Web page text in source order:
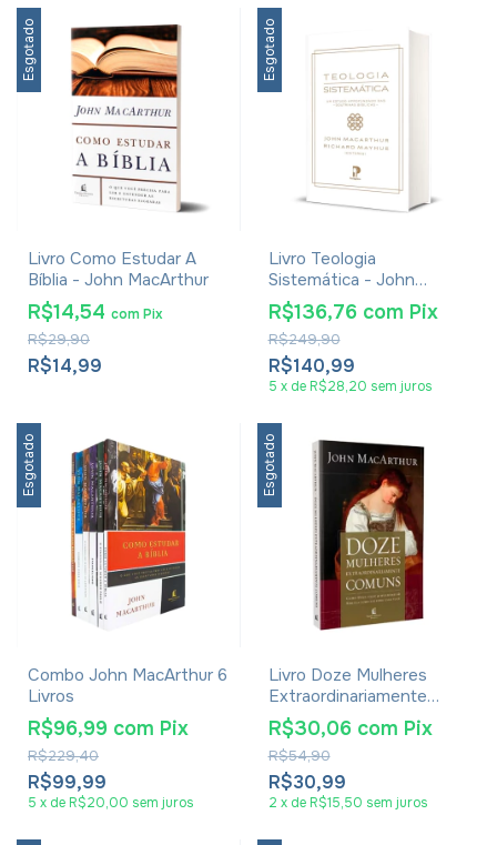
Esgotado
Livro Como Estudar A
Bíblia - John MacArthur
R$14,99
R$29,90
R$14,54 comPix
Esgotado
Livro Teologia
Sistemática - John
MacArthur E Richard
Mayhue
R$140,99
R$249,90
R$136,76 com Pix
5 x de R$28,20 sem juros
Esgotado
Combo John MacArthur 6
Livros
R$99,99
R$229,40
R$96,99 com Pix
5 x de R$20,00 sem juros
Esgotado
Livro Doze Mulheres
Extraordinariamente
Comuns - John
Macarthur
R$30,99
R$54,90
R$30,06 com Pix
2 x de R$15,50 sem juros